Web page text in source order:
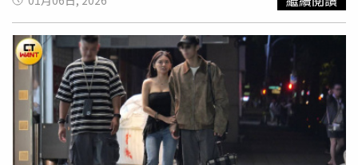
麼大不了。」對於是否與陳詩穎交往，郭方儒本人大方回
應：「我們在正常相處當中，謝謝關心喔！」
定扮演球隊主力三壘手角色。2023年更助隊拿下總冠軍，
榮膺安打王，2024年則榮獲金手套獎，是龍隊不可或缺的
核心戰力。劉基鴻向女友求婚成功。（圖／翻攝IG／＠
yingxuange）未婚妻葛昀萱，本名葛盈瑄，則是擁有16.5萬
IG粉絲的知名網紅。她早年以平面模特兒身分出道，憑藉清
新氣質在PTT表特板掀起討論熱潮，並被封為「校園女
神」。後續逐步轉戰戲劇圈，參演《茁劇場——誰說媽媽像
月亮》等作品，展現亮眼演技與螢幕魅力。劉基鴻也在社群